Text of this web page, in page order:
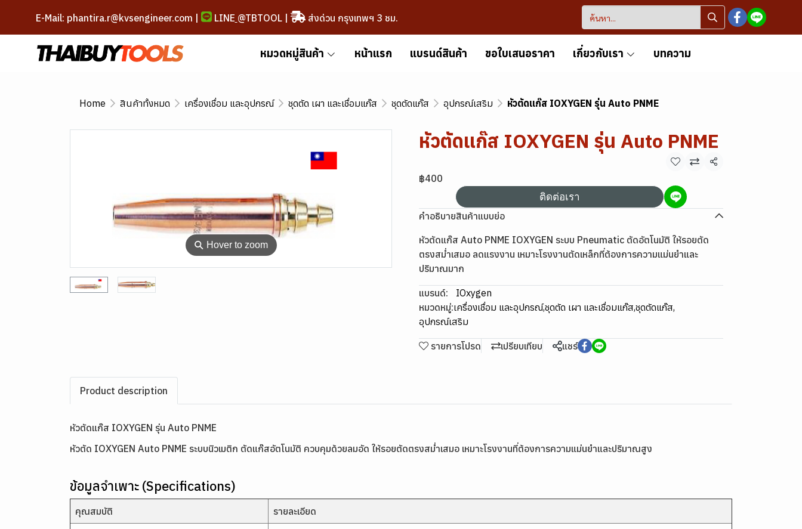
E-Mail: phantira.r@kvsengineer.com | LINE @TBTOOL| ส่งด่วน กรุงเทพฯ 3 ชม.
หมวดหมู่สินค้า หน้าแรก แบรนด์สินค้า ขอใบเสนอราคา เกี่ยวกับเรา บทความ
Home สินค้าทั้งหมด เครื่องเชื่อม และอุปกรณ์ ชุดตัด เผา และเชื่อมแก๊ส ชุดตัดแก๊ส อุปกรณ์เสริม หัวตัดแก๊ส IOXYGEN รุ่น Auto PNME
⚲ Hover to zoom
หัวตัดแก๊ส IOXYGEN รุ่น Auto PNME
แชร์
฿400
ติดต่อเรา
คำอธิบายสินค้าแบบย่อ
หัวตัดแก๊ส Auto PNME IOXYGEN ระบบ Pneumatic ตัดอัตโนมัติ ให้รอยตัด
ตรงสม่ำเสมอ ลดแรงงาน เหมาะโรงงานตัดเหล็กที่ต้องการความแม่นยำและ
ปริมาณมาก
แบรนด์:
IOxygen
หมวดหมู่:เครื่องเชื่อม และอุปกรณ์,ชุดตัด เผา และเชื่อมแก๊ส,ชุดตัดแก๊ส,
อุปกรณ์เสริม
รายการโปรด เปรียบเทียบ แชร์
Product description
หัวตัดแก๊ส IOXYGEN รุ่น Auto PNME
หัวตัด IOXYGEN Auto PNME ระบบนิวเมติก ตัดแก๊สอัตโนมัติ ควบคุมด้วยลมอัด ให้รอยตัดตรงสม่ำเสมอ เหมาะโรงงานที่ต้องการความแม่นยำและปริมาณสูง
ข้อมูลจำเพาะ (Specifications)
คุณสมบัติ รายละเอียด